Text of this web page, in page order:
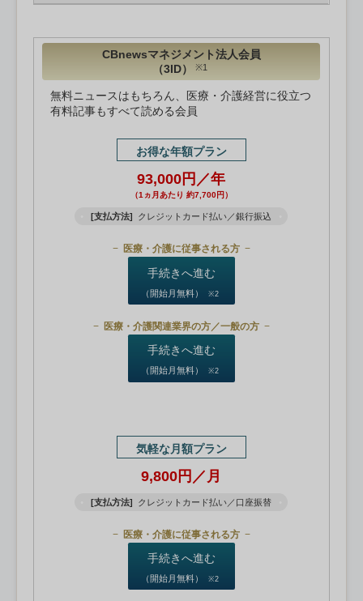
CBnewsマネジメント法人会員
（3ID）
※1
無料ニュースはもちろん、医療・介護経営に役立つ
有料記事もすべて読める会員
お得な年額プラン
93,000円／年
（1ヵ月あたり 約7,700円）
[支払方法] クレジットカード払い／銀行振込
医療・介護に従事される方
手続きへ進む
（開始月無料） ※2
医療・介護関連業界の方／一般の方
手続きへ進む
（開始月無料） ※2
気軽な月額プラン
9,800円／月
[支払方法] クレジットカード払い／口座振替
医療・介護に従事される方
手続きへ進む
（開始月無料） ※2